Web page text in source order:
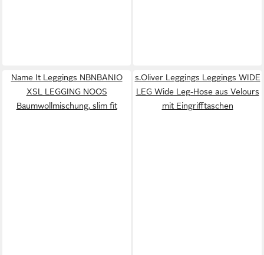
Name It Leggings NBNBANIO
XSL LEGGING NOOS
Baumwollmischung, slim fit
s.Oliver Leggings Leggings WIDE
LEG Wide Leg-Hose aus Velours
mit Eingrifftaschen